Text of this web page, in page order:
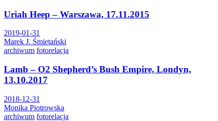
Uriah Heep – Warszawa, 17.11.2015
2019-01-31
Marek J. Śmietański
archiwum fotorelacja
Lamb – O2 Shepherd’s Bush Empire, Londyn,
13.10.2017
2018-12-31
Monika Piotrowska
archiwum fotorelacja